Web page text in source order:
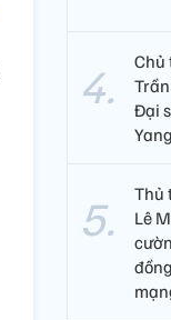
Chủ
Đại
Thủ
Lê